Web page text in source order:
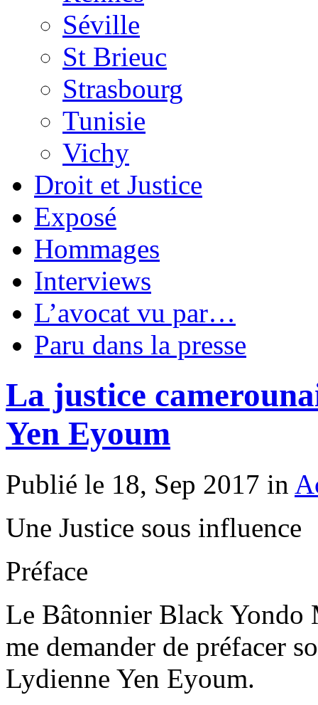
Séville
St Brieuc
Strasbourg
Tunisie
Vichy
Droit et Justice
Exposé
Hommages
Interviews
L’avocat vu par…
Paru dans la presse
La justice
Yen Eyoum
Publié le 18, Sep 2017 in
Une Justice sous influence
Préface
Le Bâtonnier Black Yondo
me demander de préfacer
Lydienne Yen Eyoum.